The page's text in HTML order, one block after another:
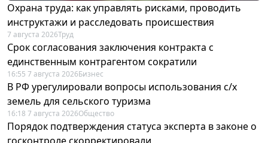
Охрана труда: как управлять рисками, проводить
инструктажи и расследовать происшествия
7 августа 2026Труд
Срок согласования заключения контракта с
единственным контрагентом сократили
16:55 7 августа 2026Бизнес
В РФ урегулировали вопросы использования с/х
земель для сельского туризма
16:18 7 августа 2026Общество
Порядок подтверждения статуса эксперта в законе о